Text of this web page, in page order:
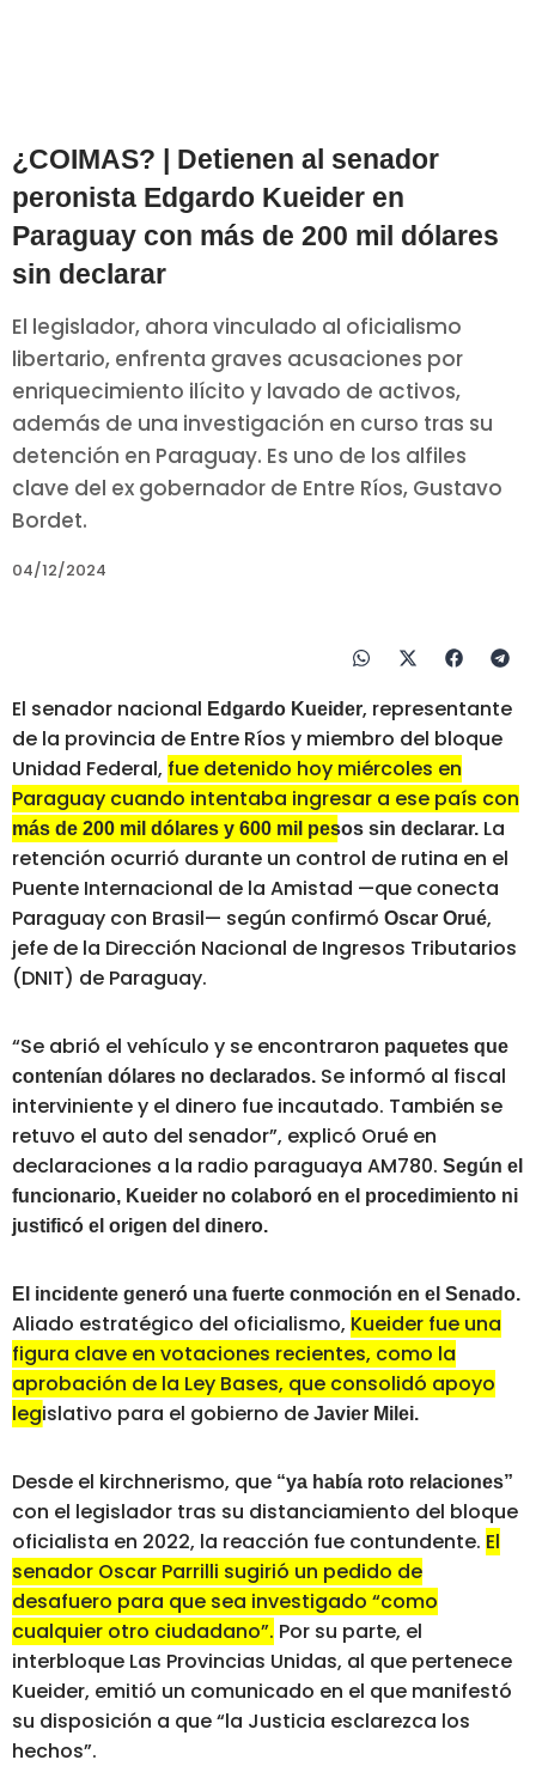
¿COIMAS? | Detienen al senador
peronista Edgardo Kueider en
Paraguay con más de 200 mil dólares
sin declarar
El legislador, ahora vinculado al oficialismo
libertario, enfrenta graves acusaciones por
enriquecimiento ilícito y lavado de activos,
además de una investigación en curso tras su
detención en Paraguay. Es uno de los alfiles
clave del ex gobernador de Entre Ríos, Gustavo
Bordet.
04/12/2024
El senador nacional Edgardo Kueider, representante
de la provincia de Entre Ríos y miembro del bloque
Unidad Federal, fue detenido hoy miércoles en
Paraguay cuando intentaba ingresar a ese país con
más de 200 mil dólares y 600 mil pesos sin declarar. La
retención ocurrió durante un control de rutina en el
Puente Internacional de la Amistad —que conecta
Paraguay con Brasil— según confirmó Oscar Orué,
jefe de la Dirección Nacional de Ingresos Tributarios
(DNIT) de Paraguay.
“Se abrió el vehículo y se encontraron paquetes que
contenían dólares no declarados. Se informó al fiscal
interviniente y el dinero fue incautado. También se
retuvo el auto del senador”, explicó Orué en
declaraciones a la radio paraguaya AM780. Según el
funcionario, Kueider no colaboró en el procedimiento ni
justificó el origen del dinero.
El incidente generó una fuerte conmoción en el Senado.
Aliado estratégico del oficialismo, Kueider fue una
figura clave en votaciones recientes, como la
aprobación de la Ley Bases, que consolidó apoyo
legislativo para el gobierno de Javier Milei.
Desde el kirchnerismo, que “ya había roto relaciones”
con el legislador tras su distanciamiento del bloque
oficialista en 2022, la reacción fue contundente. El
senador Oscar Parrilli sugirió un pedido de
desafuero para que sea investigado “como
cualquier otro ciudadano”. Por su parte, el
interbloque Las Provincias Unidas, al que pertenece
Kueider, emitió un comunicado en el que manifestó
su disposición a que “la Justicia esclarezca los
hechos”.